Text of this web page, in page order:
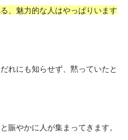
、魅力的な人はやっぱりいます
れにも知らせず、黙っていたと
賑やかに人が集まってきます。